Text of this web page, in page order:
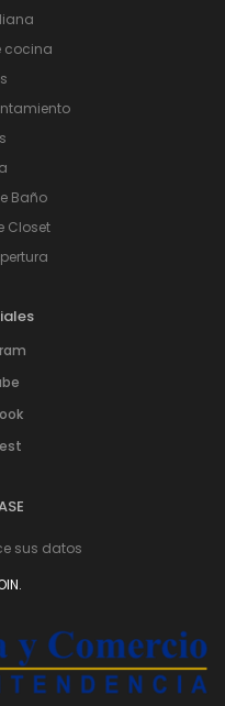
cocina
Baño
Closet
sus datos